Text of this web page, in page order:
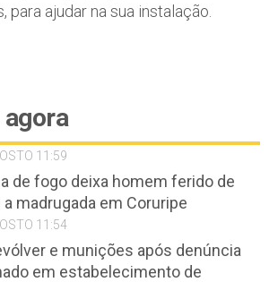
para ajudar na sua instalação.
11:59
de fogo deixa homem ferido de
madrugada em Coruripe
11:54
e munições após denúncia
em estabelecimento de